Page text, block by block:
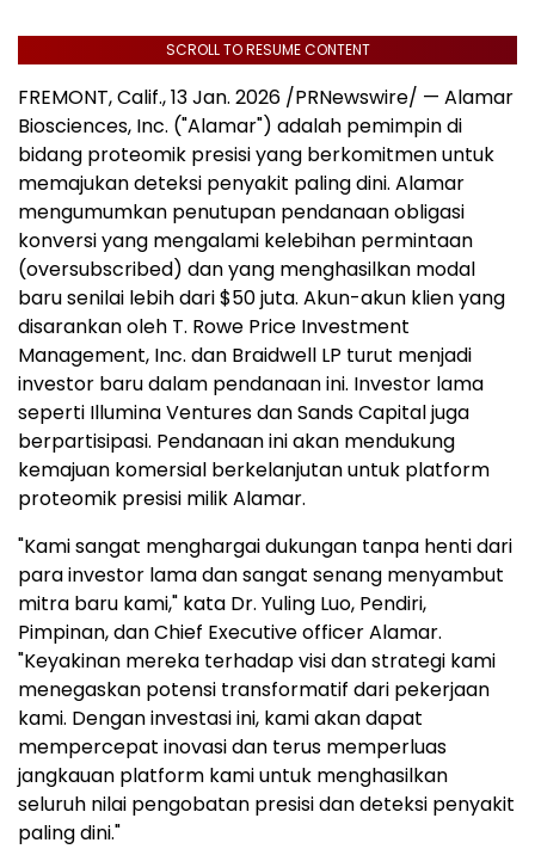
SCROLL TO RESUME CONTENT
FREMONT, Calif.,13 Jan. 2026 /PRNewswire/ — Alamar
Biosciences, Inc. ("Alamar") adalah pemimpin di
bidang proteomik presisi yang berkomitmen untuk
memajukan deteksi penyakit paling dini. Alamar
mengumumkan penutupan pendanaan obligasi
konversi yang mengalami kelebihan permintaan
(oversubscribed) dan yang menghasilkan modal
baru senilai lebih dari $50 juta. Akun-akun klien yang
disarankan oleh T. Rowe Price Investment
Management, Inc. dan Braidwell LP turut menjadi
investor baru dalam pendanaan ini. Investor lama
seperti Illumina Ventures dan Sands Capital juga
berpartisipasi. Pendanaan ini akan mendukung
kemajuan komersial berkelanjutan untuk platform
proteomik presisi milik Alamar.
"Kami sangat menghargai dukungan tanpa henti dari
para investor lama dan sangat senang menyambut
mitra baru kami," kata Dr. Yuling Luo, Pendiri,
Pimpinan, dan Chief Executive officer Alamar.
"Keyakinan mereka terhadap visi dan strategi kami
menegaskan potensi transformatif dari pekerjaan
kami. Dengan investasi ini, kami akan dapat
mempercepat inovasi dan terus memperluas
jangkauan platform kami untuk menghasilkan
seluruh nilai pengobatan presisi dan deteksi penyakit
paling dini."